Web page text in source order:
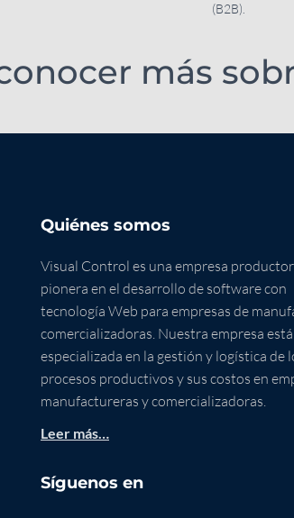
(B2B).
más
Quiénes somos
Visual Control es una empresa
pionera en el desarrollo de software con
tecnología Web para empresas de
comercializadoras. Nuestra empresa está
especializada en la gestión y logística de
procesos productivos y sus costos en
manufactureras y comercializadoras.
Leer más…
Síguenos en